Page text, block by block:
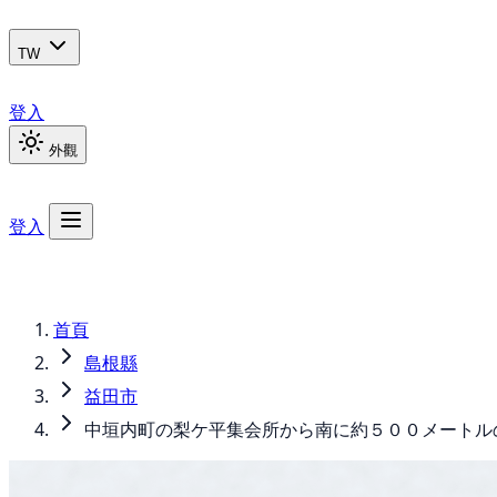
TW
登入
外觀
登入
首頁
島根縣
益田市
中垣内町の梨ケ平集会所から南に約５００メート